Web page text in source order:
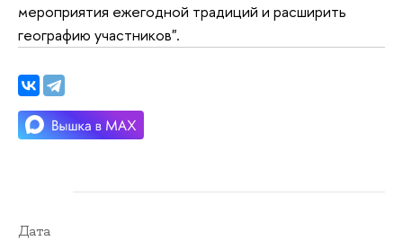
мероприятия ежегодной традиций и расширить
географию участников".
Дата